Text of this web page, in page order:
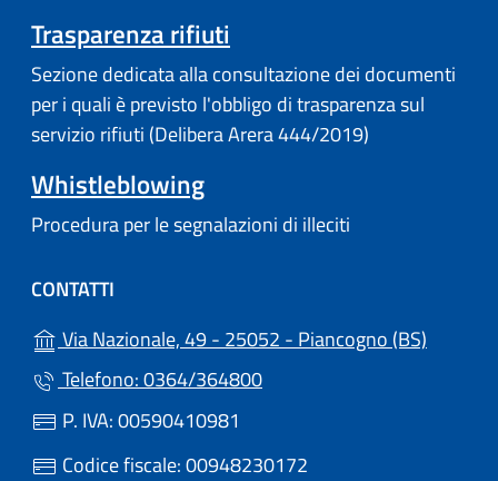
Trasparenza rifiuti
Sezione dedicata alla consultazione dei documenti
per i quali è previsto l'obbligo di trasparenza sul
servizio rifiuti (Delibera Arera 444/2019)
Whistleblowing
Procedura per le segnalazioni di illeciti
CONTATTI
Via Nazionale, 49 - 25052 - Piancogno (BS)
Telefono: 0364/364800
P. IVA: 00590410981
Codice fiscale: 00948230172